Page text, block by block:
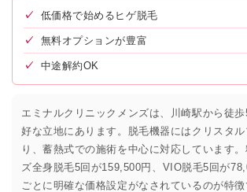
✓ 低価格で始めるヒゲ脱毛
✓ 無料オプションが豊富
✓ 中途解約OK
エミナルクリニックメンズは、川崎駅から徒
好な立地にあります。脱毛機器にはクリスタ
り、蓄熱式での施術を中心に対応しています
ズ全身脱毛5回が159,500円、VIO脱毛5回が
ごとに明確な価格設定がなされているのが特